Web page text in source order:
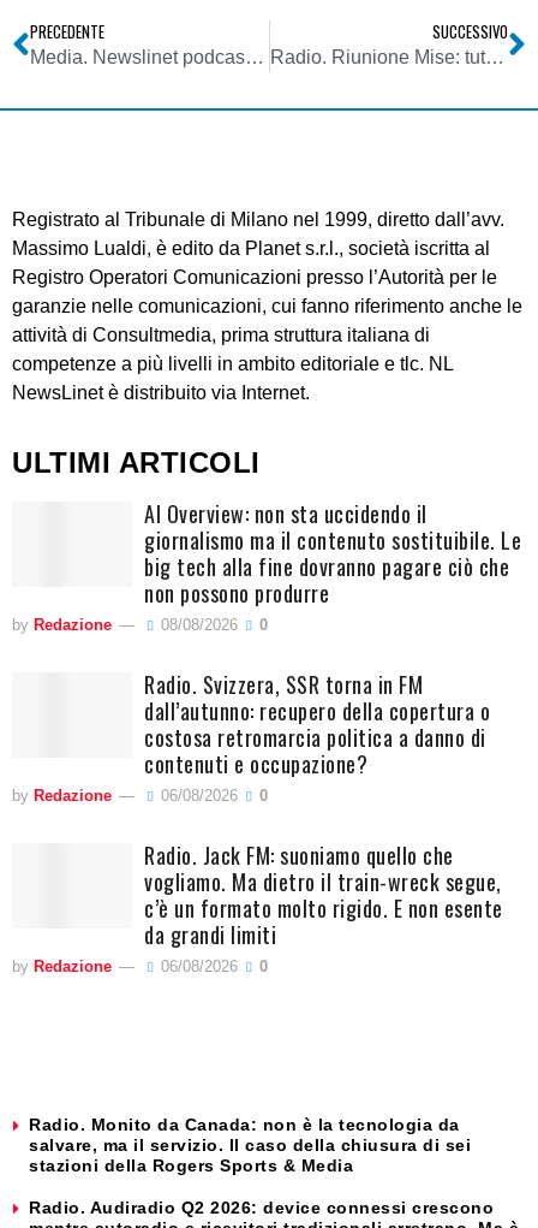
PRECEDENTE
Media. Newslinet podcast puntata del 08/09/2021: ascolta le notizie della settimana di NL
SUCCESSIVO
Radio. Riunione Mise: tutti contro lo switch-off della FM, anche se nessun editore si fa illusioni sul futuro della diffusione analogica
Registrato al Tribunale di Milano nel 1999, diretto dall’avv.
Massimo Lualdi, è edito da Planet s.r.l., società iscritta al
Registro Operatori Comunicazioni presso l’Autorità per le
garanzie nelle comunicazioni, cui fanno riferimento anche le
attività di Consultmedia, prima struttura italiana di
competenze a più livelli in ambito editoriale e tlc. NL
NewsLinet è distribuito via Internet.
ULTIMI ARTICOLI
AI Overview: non sta uccidendo il
giornalismo ma il contenuto sostituibile. Le
big tech alla fine dovranno pagare ciò che
non possono produrre
by Redazione 08/08/2026 0
Radio. Svizzera, SSR torna in FM
dall’autunno: recupero della copertura o
costosa retromarcia politica a danno di
contenuti e occupazione?
by Redazione 06/08/2026 0
Radio. Jack FM: suoniamo quello che
vogliamo. Ma dietro il train-wreck segue,
c’è un formato molto rigido. E non esente
da grandi limiti
by Redazione 06/08/2026 0
Radio. Monito da Canada: non è la tecnologia da
salvare, ma il servizio. Il caso della chiusura di sei
stazioni della Rogers Sports & Media
Radio. Audiradio Q2 2026: device connessi crescono